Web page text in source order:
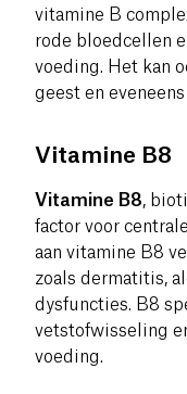
vitamine B
rode bloedcellen
voeding. Het kan
geest en
Vitamine B8
Vitamine B8,
factor voor
aan vitamine B8
zoals dermatitis,
dysfuncties. B8
vetstofwisseling
voeding.